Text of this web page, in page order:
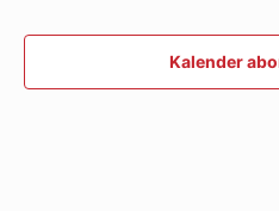
Kalender